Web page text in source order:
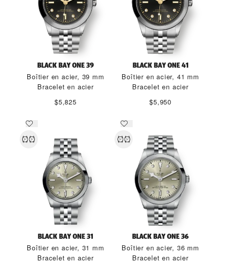
BLACK BAY ONE 39
Boîtier en acier, 39 mm
Bracelet en acier
$5,825
BLACK BAY ONE 41
Boîtier en acier, 41 mm
Bracelet en acier
$5,950
BLACK BAY ONE 31
Boîtier en acier, 31 mm
Bracelet en acier
BLACK BAY ONE 36
Boîtier en acier, 36 mm
Bracelet en acier